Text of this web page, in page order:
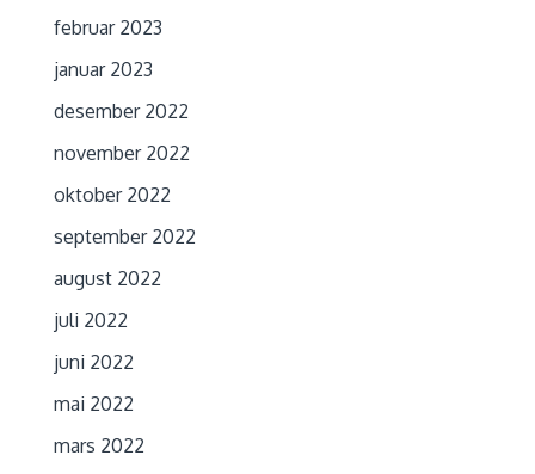
februar 2023
januar 2023
desember 2022
november 2022
oktober 2022
september 2022
august 2022
juli 2022
juni 2022
mai 2022
mars 2022